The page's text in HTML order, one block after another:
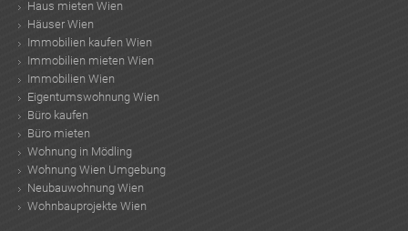
Haus mieten Wien
Häuser Wien
Immobilien kaufen Wien
Immobilien mieten Wien
Immobilien Wien
Eigentumswohnung Wien
Büro kaufen
Büro mieten
Wohnung in Mödling
Wohnung Wien Umgebung
Neubauwohnung Wien
Wohnbauprojekte Wien